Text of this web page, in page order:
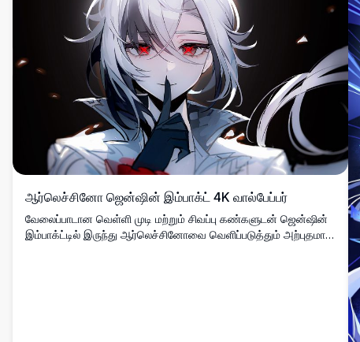
ஆர்லெச்சினோ ஜென்ஷின் இம்பாக்ட் 4K வால்பேப்பர்
வேலைப்பாடான வெள்ளி முடி மற்றும் சிவப்பு கண்களுடன் ஜென்ஷின்
இம்பாக்ட்டில் இருந்து ஆர்லெச்சினோவை வெளிப்படுத்தும் அற்புதமான